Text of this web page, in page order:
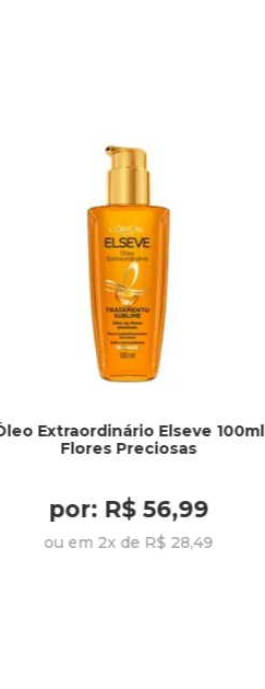
Extraordinário Elseve 100ml
Flores Preciosas
por: R$ 56,99
ou em 2x de R$ 28,49